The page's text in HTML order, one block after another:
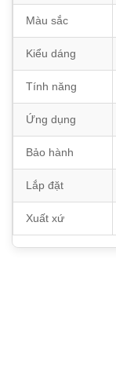
Màu sắc
Kiểu dáng
Tính năng
Ứng dụng
Bảo hành
Lắp đặt
Xuất xứ